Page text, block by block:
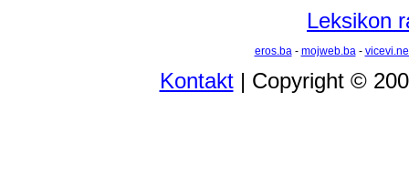
Leksikon
eros.ba- mojweb.ba-
Kontakt| Copyright ©